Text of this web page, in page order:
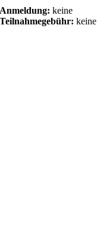
Anmeldung:keine
Teilnahmegebühr:keine